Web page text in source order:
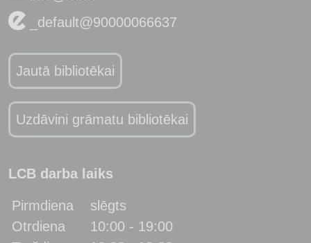
_default@90000066637
Jautā bibliotēkai
Uzdāvini grāmatu bibliotēkai
LCB darba laiks
Pirmdiena
slēgts
Otrdiena
10:00 - 19:00